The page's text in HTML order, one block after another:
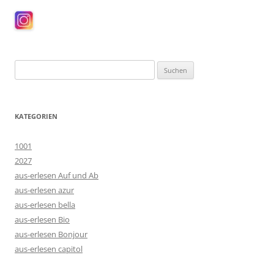
nach:
KATEGORIEN
1001
2027
aus-erlesen Auf und Ab
aus-erlesen azur
aus-erlesen bella
aus-erlesen Bio
aus-erlesen Bonjour
aus-erlesen capitol